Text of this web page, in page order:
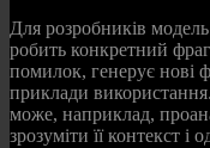
Для розробників модель
робить конкретний
помилок, генерує нові
приклади
може, наприклад,
зрозуміти її контекст і